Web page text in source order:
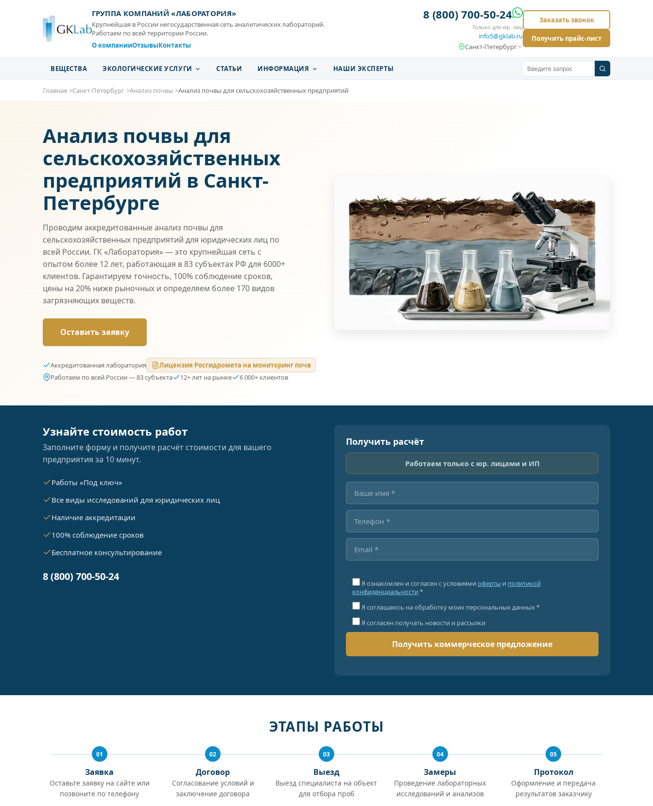
ГРУППА КОМПАНИЙ «ЛАБОРАТОРИЯ»
Крупнейшая в России негосударственная сеть аналитических лабораторий.
Работаем по всей территории России.
О компанииОтзывыКонтакты
8 (800) 700-50-24
Только для юр. лиц
info5@gklab.ru
Санкт-Петербург
Заказать звонок
Получить прайс-лист
ВЕЩЕСТВА ЭКОЛОГИЧЕСКИЕ УСЛУГИ СТАТЬИ ИНФОРМАЦИЯ НАШИ ЭКСПЕРТЫ
Главная Санкт-Петербург Анализ почвы Анализ почвы для сельскохозяйственных предприятий
Анализ почвы для
сельскохозяйственных
предприятий в Санкт-
Петербурге
Проводим аккредитованные анализ почвы для
сельскохозяйственных предприятий для юридических лиц по
всей России. ГК «Лаборатория» — это крупнейшая сеть с
опытом более 12 лет, работающая в 83 субъектах РФ для 6000+
клиентов. Гарантируем точность, 100% соблюдение сроков,
цены на 20% ниже рыночных и определяем более 170 видов
загрязняющих веществ.
Оставить заявку
Аккредитованная лаборатория
Лицензия Росгидромета на мониторинг почв
Работаем по всей России — 83 субъекта
12+ лет на рынке 6 000+ клиентов
Узнайте стоимость работ
Заполните форму и получите расчёт стоимости для вашего
предприятия за 10 минут.
Работы «Под ключ»
Все виды исследований для юридических лиц
Наличие аккредитации
100% соблюдение сроков
Бесплатное консультирование
8 (800) 700-50-24
Получить расчёт
Работаем только с юр. лицами и ИП
Я ознакомлен и согласен с условиями оферты и политикой
конфиденциальности *
Я соглашаюсь на обработку моих персональных данных *
Я согласен получать новости и рассылки
ЭТАПЫ РАБОТЫ
01
Заявка
Оставьте заявку на сайте или
позвоните по телефону
02
Договор
Согласование условий и
заключение договора
03
Выезд
Выезд специалиста на объект
для отбора проб
04
Замеры
Проведение лабораторных
исследований и анализов
05
Протокол
Оформление и передача
результатов заказчику